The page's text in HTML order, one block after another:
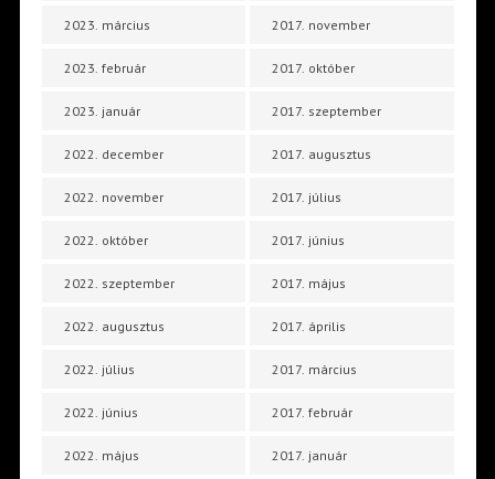
2023. március
2023. február
2023. január
2022. december
2022. november
2022. október
2022. szeptember
2022. augusztus
2022. július
2022. június
2022. május
2017. november
2017. október
2017. szeptember
2017. augusztus
2017. július
2017. június
2017. május
2017. április
2017. március
2017. február
2017. január